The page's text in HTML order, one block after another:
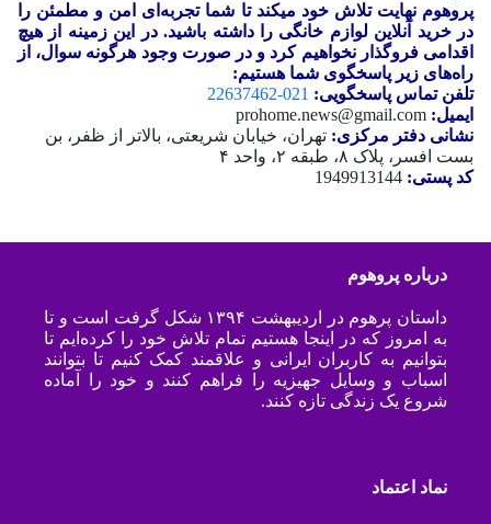
پروهوم نهایت تلاش خود می‎کند تا شما تجربه‌ای امن و مطمئن را
در خرید آنلاین لوازم خانگی را داشته باشید. در این زمینه از هیچ
اقدامی فروگذار نخواهیم کرد و در صورت وجود هرگونه سوال، از
راه‌های زیر پاسخگوی شما هستیم:
تلفن تماس پاسخگویی: 021-22637462
ایمیل:
نشانی دفتر مرکزی: تهران، خیابان شریعتی، بالاتر از ظفر، بن
بست افسر، پلاک ۸، طبقه ۲، واحد ۴
کد پستی:
درباره پروهوم
داستان پرهوم در اردیبهشت ۱۳۹۴ شکل گرفت است و تا
به امروز که در اینجا هستیم تمام تلاش خود را کرده‌ایم تا
بتوانیم به کاربران ایرانی و علاقمند کمک کنیم تا بتوانند
اسباب و وسایل جهیزیه را فراهم کنند و خود را آماده
شروع یک زندگی تازه کنند.
نماد اعتماد